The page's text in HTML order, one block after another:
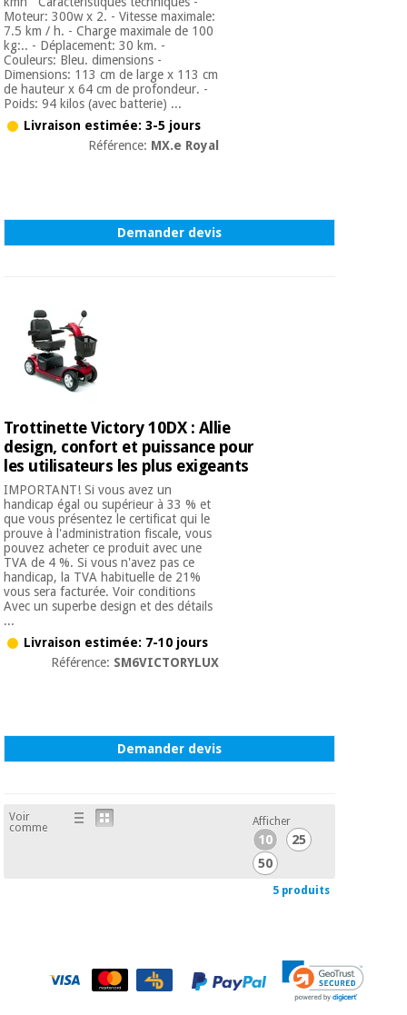
Moteur: 300w x 2. - Vitesse maximale:
7.5 km / h. - Charge maximale de 100
kg:.. - Déplacement: 30 km. -
Couleurs: Bleu. dimensions -
Dimensions: 113 cm de large x 113 cm
de hauteur x 64 cm de profondeur. -
Poids: 94 kilos (avec batterie) ...
Livraison estimée: 3-5 jours
Référence: MX.e Royal
Demander devis
Trottinette Victory 10DX : Allie
design, confort et puissance pour
les utilisateurs les plus exigeants
IMPORTANT! Si vous avez un
handicap égal ou supérieur à 33 % et
que vous présentez le certificat qui le
prouve à l'administration fiscale, vous
pouvez acheter ce produit avec une
TVA de 4 %. Si vous n'avez pas ce
handicap, la TVA habituelle de 21%
vous sera facturée. Voir conditions
Avec un superbe design et des détails
...
Livraison estimée: 7-10 jours
Référence: SM6VICTORYLUX
Demander devis
Voir
comme
Afficher
10
25
50
5 produits